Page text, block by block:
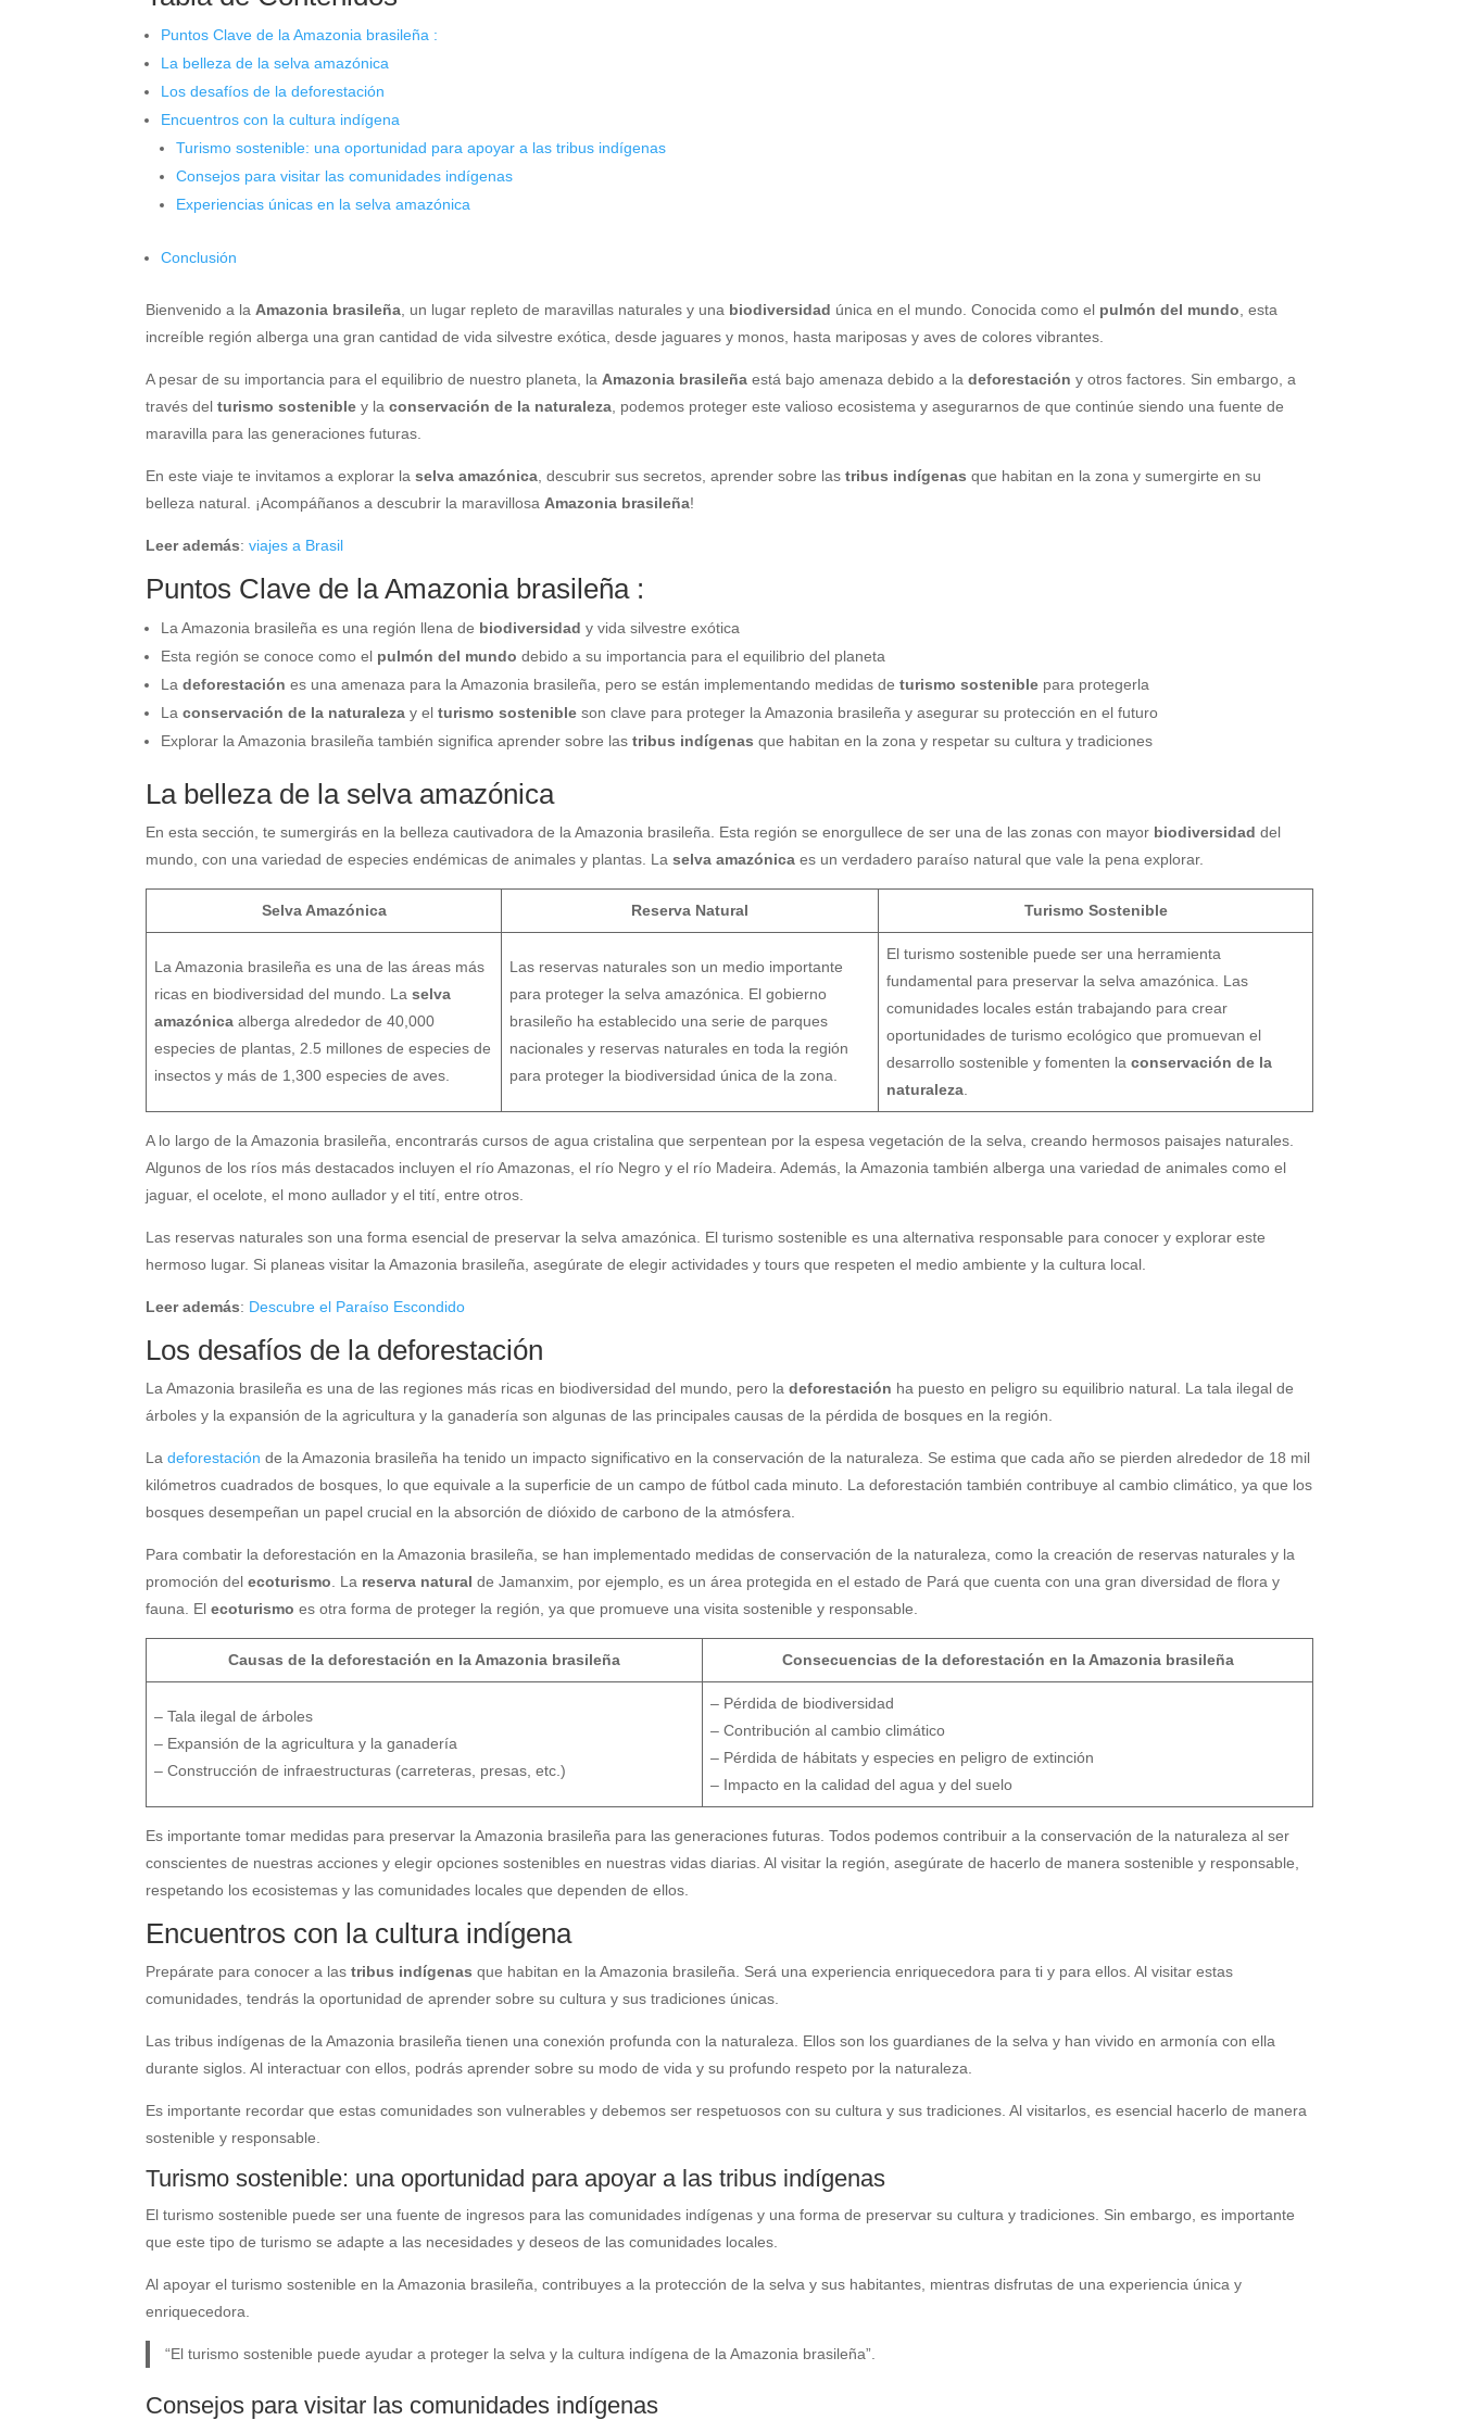
Puntos Clave de la Amazonia brasileña :
La belleza de la selva amazónica
Los desafíos de la deforestación
Encuentros con la cultura indígena
Turismo sostenible: una oportunidad para apoyar a las tribus indígenas
Consejos para visitar las comunidades indígenas
Experiencias únicas en la selva amazónica
Conclusión
Bienvenido a la Amazonia brasileña , un lugar repleto de maravillas naturales y una biodiversidad única en el mundo. Conocida como el pulmón del mundo , esta
increíble región alberga una gran cantidad de vida silvestre exótica, desde jaguares y monos, hasta mariposas y aves de colores vibrantes.
A pesar de su importancia para el equilibrio de nuestro planeta, la Amazonia brasileña está bajo amenaza debido a ladeforestación y otros factores. Sin embargo, a
través delturismo sostenible y laconservación de la naturaleza , podemos proteger este valioso ecosistema y asegurarnos de que continúe siendo una fuente de
maravilla para las generaciones futuras.
En este viaje te invitamos a explorar laselva amazónica , descubrir sus secretos, aprender sobre lastribus indígenas que habitan en la zona y sumergirte en su
belleza natural. ¡Acompáñanos a descubrir la maravillosa Amazonia brasileña!
Leer además:viajes a Brasil
Puntos Clave de la Amazonia brasileña :
La Amazonia brasileña es una región llena de biodiversidad y vida silvestre exótica
Esta región se conoce como el pulmón del mundo debido a su importancia para el equilibrio del planeta
Ladeforestación es una amenaza para la Amazonia brasileña, pero se están implementando medidas deturismo sostenible para protegerla
Laconservación de la naturaleza y elturismo sostenible son clave para proteger la Amazonia brasileña y asegurar su protección en el futuro
Explorar la Amazonia brasileña también significa aprender sobre lastribus indígenas que habitan en la zona y respetar su cultura y tradiciones
La belleza de la selva amazónica
En esta sección, te sumergirás en la belleza cautivadora de la Amazonia brasileña. Esta región se enorgullece de ser una de las zonas con mayor biodiversidad del
mundo, con una variedad de especies endémicas de animales y plantas. Laselva amazónica es un verdadero paraíso natural que vale la pena explorar.
Selva Amazónica Reserva Natural Turismo Sostenible
La Amazonia brasileña es una de las áreas más
ricas en biodiversidad del mundo. Laselva
amazónica alberga alrededor de 40,000
especies de plantas, 2.5 millones de especies de
insectos y más de 1,300 especies de aves.
Las reservas naturales son un medio importante
para proteger la selva amazónica. El gobierno
brasileño ha establecido una serie de parques
nacionales y reservas naturales en toda la región
para proteger la biodiversidad única de la zona.
El turismo sostenible puede ser una herramienta
fundamental para preservar la selva amazónica. Las
comunidades locales están trabajando para crear
oportunidades de turismo ecológico que promuevan el
desarrollo sostenible y fomenten laconservación de la
naturaleza
A lo largo de la Amazonia brasileña, encontrarás cursos de agua cristalina que serpentean por la espesa vegetación de la selva, creando hermosos paisajes naturales.
Algunos de los ríos más destacados incluyen el río Amazonas, el río Negro y el río Madeira. Además, la Amazonia también alberga una variedad de animales como el
jaguar, el ocelote, el mono aullador y el tití, entre otros.
Las reservas naturales son una forma esencial de preservar la selva amazónica. El turismo sostenible es una alternativa responsable para conocer y explorar este
hermoso lugar. Si planeas visitar la Amazonia brasileña, asegúrate de elegir actividades y tours que respeten el medio ambiente y la cultura local.
Leer además: Descubre el Paraíso Escondido
Los desafíos de la deforestación
La Amazonia brasileña es una de las regiones más ricas en biodiversidad del mundo, pero ladeforestación ha puesto en peligro su equilibrio natural. La tala ilegal de
árboles y la expansión de la agricultura y la ganadería son algunas de las principales causas de la pérdida de bosques en la región.
Ladeforestación de la Amazonia brasileña ha tenido un impacto significativo en la conservación de la naturaleza. Se estima que cada año se pierden alrededor de 18 mil
kilómetros cuadrados de bosques, lo que equivale a la superficie de un campo de fútbol cada minuto. La deforestación también contribuye al cambio climático, ya que los
bosques desempeñan un papel crucial en la absorción de dióxido de carbono de la atmósfera.
Para combatir la deforestación en la Amazonia brasileña, se han implementado medidas de conservación de la naturaleza, como la creación de reservas naturales y la
promoción delecoturismo . La reserva natural de Jamanxim, por ejemplo, es un área protegida en el estado de Pará que cuenta con una gran diversidad de flora y
fauna. Elecoturismo es otra forma de proteger la región, ya que promueve una visita sostenible y responsable.
Causas de la deforestación en la Amazonia brasileña Consecuencias de la deforestación en la Amazonia brasileña
– Tala ilegal de árboles
– Expansión de la agricultura y la ganadería
– Construcción de infraestructuras (carreteras, presas, etc.)
– Pérdida de biodiversidad
– Contribución al cambio climático
– Pérdida de hábitats y especies en peligro de extinción
– Impacto en la calidad del agua y del suelo
Es importante tomar medidas para preservar la Amazonia brasileña para las generaciones futuras. Todos podemos contribuir a la conservación de la naturaleza al ser
conscientes de nuestras acciones y elegir opciones sostenibles en nuestras vidas diarias. Al visitar la región, asegúrate de hacerlo de manera sostenible y responsable,
respetando los ecosistemas y las comunidades locales que dependen de ellos.
Encuentros con la cultura indígena
Prepárate para conocer a lastribus indígenas que habitan en la Amazonia brasileña. Será una experiencia enriquecedora para ti y para ellos. Al visitar estas
comunidades, tendrás la oportunidad de aprender sobre su cultura y sus tradiciones únicas.
Las tribus indígenas de la Amazonia brasileña tienen una conexión profunda con la naturaleza. Ellos son los guardianes de la selva y han vivido en armonía con ella
durante siglos. Al interactuar con ellos, podrás aprender sobre su modo de vida y su profundo respeto por la naturaleza.
Es importante recordar que estas comunidades son vulnerables y debemos ser respetuosos con su cultura y sus tradiciones. Al visitarlos, es esencial hacerlo de manera
sostenible y responsable.
Turismo sostenible: una oportunidad para apoyar a las tribus indígenas
El turismo sostenible puede ser una fuente de ingresos para las comunidades indígenas y una forma de preservar su cultura y tradiciones. Sin embargo, es importante
que este tipo de turismo se adapte a las necesidades y deseos de las comunidades locales.
Al apoyar el turismo sostenible en la Amazonia brasileña, contribuyes a la protección de la selva y sus habitantes, mientras disfrutas de una experiencia única y
enriquecedora.
“El turismo sostenible puede ayudar a proteger la selva y la cultura indígena de la Amazonia brasileña”.
Consejos para visitar las comunidades indígenas